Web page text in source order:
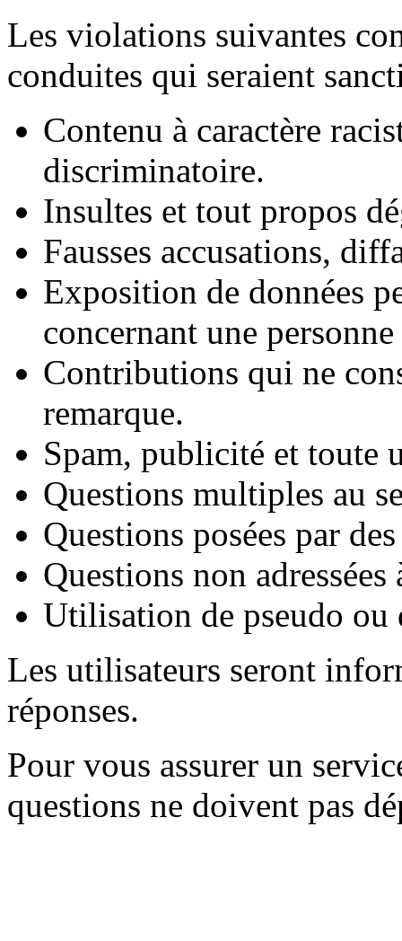
Les violations suivantes
conduites qui seraient
Contenu à caractère
discriminatoire.
Insultes et tout propos
Fausses accusations,
Exposition de données
concernant une
Contributions qui ne
remarque.
Spam, publicité et toute
Questions multiples au
Questions posées par
Questions non adressées
Utilisation de pseudo ou
Les utilisateurs seront
réponses.
Pour vous assurer un
questions ne doivent pas